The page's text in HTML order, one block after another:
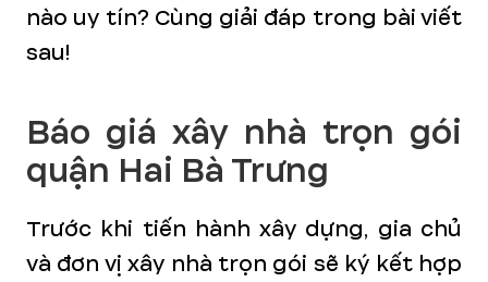
nào uy tín? Cùng giải đáp trong bài viết
sau!
Báo giá xây nhà trọn gói
quận Hai Bà Trưng
Trước khi tiến hành xây dựng, gia chủ
và đơn vị xây nhà trọn gói sẽ ký kết hợp